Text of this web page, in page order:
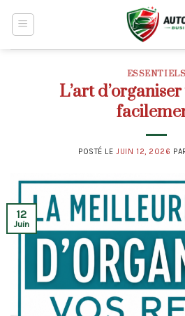
ESSENTIELS
L’art
POSTÉ LEJUIN 12, 2026
12
Juin